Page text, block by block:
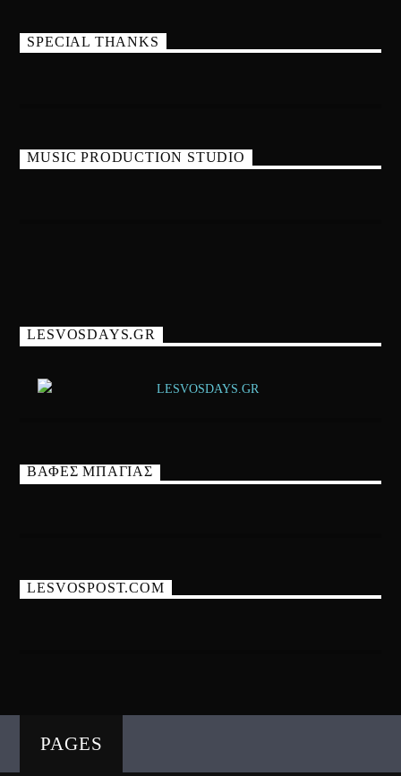
SPECIAL THANKS
MUSIC PRODUCTION STUDIO
LESVOSDAYS.GR
ΒΑΦΕΣ ΜΠΑΓΙΑΣ
LESVOSPOST.COM
PAGES